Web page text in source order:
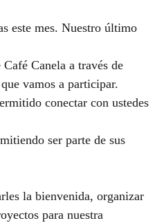
este mes. Nuestro último
Canela a través de
vamos a participar.
conectar con ustedes
ser parte de sus
la bienvenida, organizar
para nuestra